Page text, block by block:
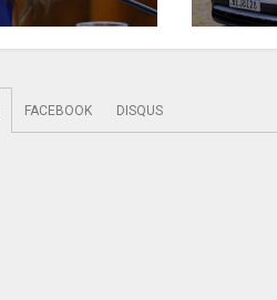
FACEBOOK DISQUS